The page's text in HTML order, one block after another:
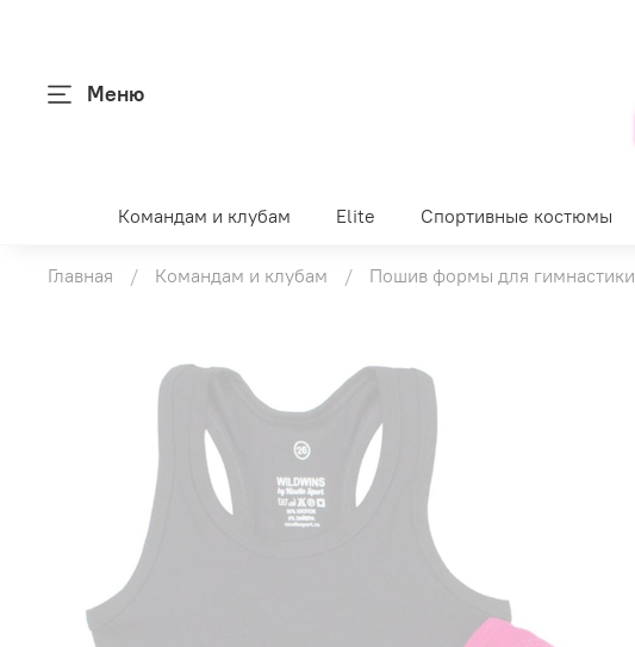
Меню
Командам и клубам Elite Спортивные костюмы
Главная Командам и клубам Пошив формы для гимнастики